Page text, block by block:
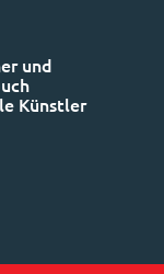
und
Künstler